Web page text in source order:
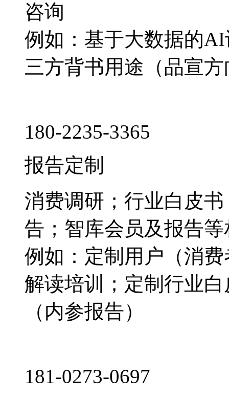
咨询
例如：基于大数据的
三方背书用途（品宣
180-2235-3365
报告定制
消费调研；行业白皮
告；智库会员及报告
例如：定制用户（消
解读培训；定制行业
（内参报告）
181-0273-0697